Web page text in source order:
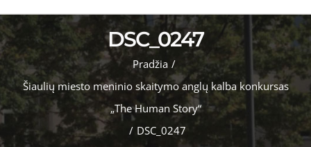
DSC_0247
Pradžia /
Šiaulių miesto meninio skaitymo anglų kalba konkursas
„The Human Story“
/ DSC_0247